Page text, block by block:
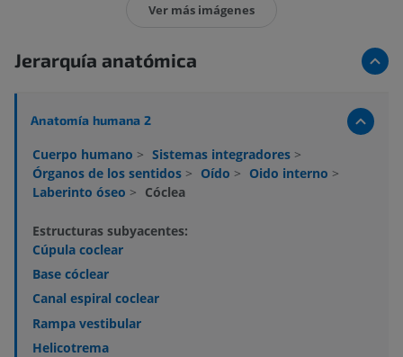
Ver más imágenes
Jerarquía anatómica
Anatomía humana 2
Cuerpo humano > Sistemas integradores >
Órganos de los sentidos > Oído > Oido interno >
Laberinto óseo > Cóclea
Estructuras subyacentes:
Cúpula coclear
Base cóclear
Canal espiral coclear
Rampa vestibular
Helicotrema